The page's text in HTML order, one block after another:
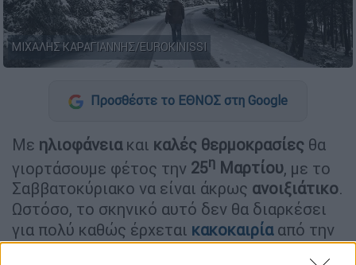
ΜΙΧΑΛΗΣ ΚΑΡΑΓΙΑΝΝΗΣ/EUROKINISSI
Προσθέστε το ΕΘΝΟΣ στη Google
Με ηλιοφάνειακαι καλές θερμοκρασίες θα
γιορτάσουμε φέτος την 25η Μαρτίου, με το
Σαββατοκύριακο να είναι άκρως ανοιξιάτικο.
Ωστόσο, το σκηνικό αυτό δεν θα διαρκέσει
για πολύ καθώς έρχεται κακοκαιρία από την